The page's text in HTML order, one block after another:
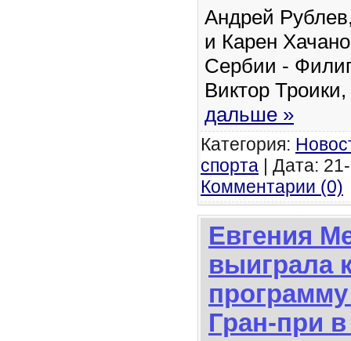
Андрей
и Карен
Сербии -
Виктор
дальше »
Категория:
спорта | Дата:
Комментарии (0)
Евгения
выиграла
Гран-при